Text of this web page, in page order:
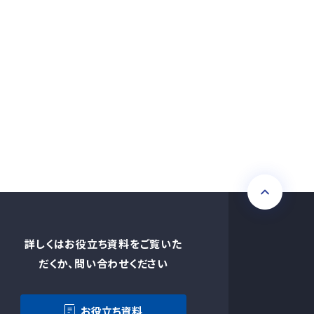
詳しくはお役立ち資料をご覧いた
だくか、問い合わせください
お役立ち資料